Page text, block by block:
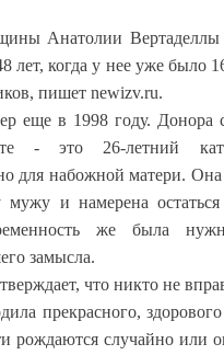
Анатолии Вертаделлы
лет, когда у нее уже было
пишет newizv.ru.
еще в 1998 году. Донора
- это 26-летний
для набожной матери. Она
и намерена
же была
замысла.
что никто не
прекрасного,
рождаются случайно или